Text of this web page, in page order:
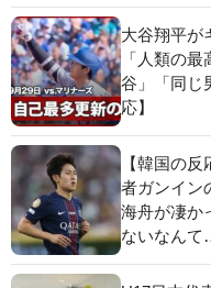
大谷翔平が
「人類の
谷」「同じ
応】
【韓国の
者ガンイン
海舟が凄か
ないなんて